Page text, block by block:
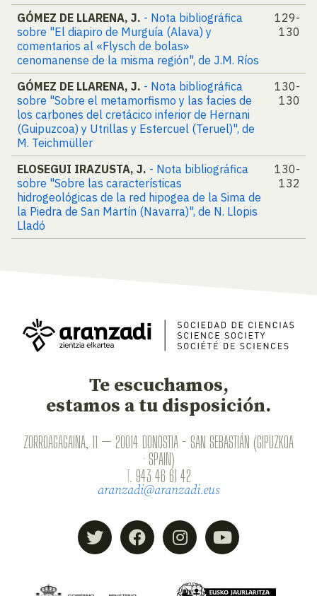
GÓMEZ DE LLARENA, J. - Nota bibliográfica
sobre "El diapiro de Murguía (Alava) y
comentarios al «Flysch de bolas»
cenomanense de la misma región", de J.M. Ríos
129-
130
GÓMEZ DE LLARENA, J. - Nota bibliográfica
sobre "Sobre el metamorfismo y las facies de
los carbones del cretácico inferior de Hernani
(Guipuzcoa) y Utrillas y Estercuel (Teruel)", de
M. Teichmüller
130-
130
ELOSEGUI IRAZUSTA, J. - Nota bibliográfica
sobre "Sobre las características
hidrogeológicas de la red hipogea de la Sima de
la Piedra de San Martín (Navarra)", de N. Llopis
Lladó
130-
132
Te escuchamos,
estamos a tu disposición.
ZORROAGAGAINA, 11 — 20014 DONOSTIA - SAN SEBASTIÁN (GIPUZKOA
· SPAIN)
T. 943 46 61 42
aranzadi@aranzadi.eus